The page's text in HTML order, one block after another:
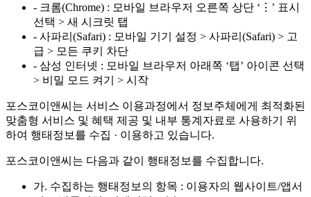
- 크롬(Chrome) : 모바일 브라우저 오른쪽 상단 ‘⋮’ 표시
선택 > 새 시크릿 탭
- 사파리(Safari) : 모바일 기기 설정 > 사파리(Safari) > 고
급 > 모든 쿠키 차단
- 삼성 인터넷 : 모바일 브라우저 아래쪽 ‘탭’ 아이콘 선택
> 비밀 모드 켜기 > 시작
포스코이앤씨는 서비스 이용과정에서 정보주체에게 최적화된
맞춤형 서비스 및 혜택 제공 및 내부 통계자료로 사용하기 위
하여 행태정보를 수집 · 이용하고 있습니다.
포스코이앤씨는 다음과 같이 행태정보를 수집합니다.
가. 수집하는 행태정보의 항목 : 이용자의 웹사이트/앱서